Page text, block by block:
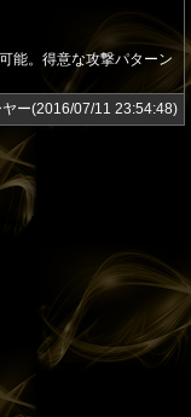
能。得意な攻撃パターン
ー(2016/07/11 23:54:48)